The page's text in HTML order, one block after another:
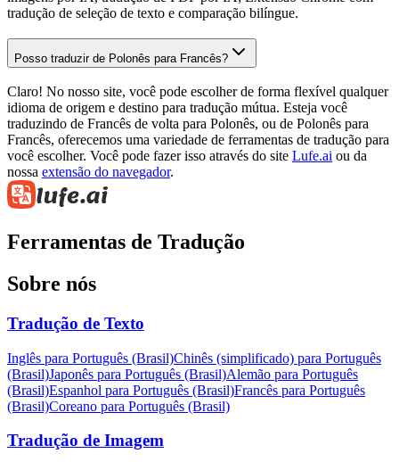
tradução de seleção de texto e comparação bilíngue.
Posso traduzir de Polonês para Francês?
Claro! No nosso site, você pode escolher de forma flexível qualquer
idioma de origem e destino para tradução mútua. Esteja você
traduzindo de Francês de volta para Polonês, ou de Polonês para
Francês, oferecemos uma variedade de ferramentas de tradução para
você escolher. Você pode fazer isso através do site Lufe.ai ou da
nossa extensão do navegador.
Ferramentas de Tradução
Sobre nós
Tradução de Texto
Inglês para Português (Brasil)Chinês (simplificado) para Português
(Brasil)Japonês para Português (Brasil)Alemão para Português
(Brasil)Espanhol para Português (Brasil)Francês para Português
(Brasil)Coreano para Português (Brasil)
Tradução de Imagem